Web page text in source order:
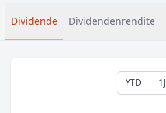
Dividende Dividendenrendite
YTD 1J